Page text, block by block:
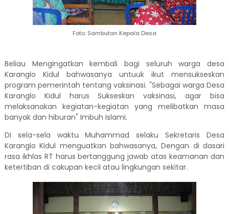
Foto: Sambutan Kepala Desa
Beliau Mengingatkan kembali bagi seluruh warga desa
Karanglo Kidul bahwasanya untuuk ikut mensukseskan
program pemerintah tentang vaksinasi. "Sebagai warga Desa
Karanglo Kidul harus Sukseskan vaksinasi, agar bisa
melaksanakan kegiatan-kegiatan yang melibatkan masa
banyak dan hiburan" Imbuh Islami.
Di sela-sela waktu Muhammad selaku Sekretaris Desa
Karanglo Kidul menguatkan bahwasanya, Dengan di dasari
rasa ikhlas RT harus bertanggung jawab atas keamanan dan
ketertiban di cakupan kecil atau lingkungan sekitar.